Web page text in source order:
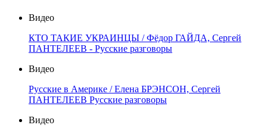
Видео
КТО ТАКИЕ УКРАИНЦЫ / Фёдор ГАЙДА, Сергей
ПАНТЕЛЕЕВ - Русские разговоры
Видео
Русские в Америке / Елена БРЭНСОН, Сергей
ПАНТЕЛЕЕВ Русские разговоры
Видео